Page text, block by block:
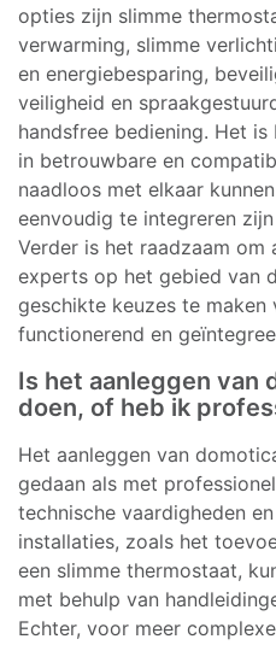
opties zijn slimme
verwarming, slimme
en energiebesparing,
veiligheid en
handsfree bediening. Het
in betrouwbare en
naadloos met elkaar
eenvoudig te integreren
Verder is het raadzaam om
experts op het gebied van
geschikte keuzes te maken
functionerend en
Is het aanleggen van
doen, of heb ik
Het aanleggen van
gedaan als met
technische vaardigheden
installaties, zoals het
een slimme thermostaat,
met behulp van
Echter, voor meer